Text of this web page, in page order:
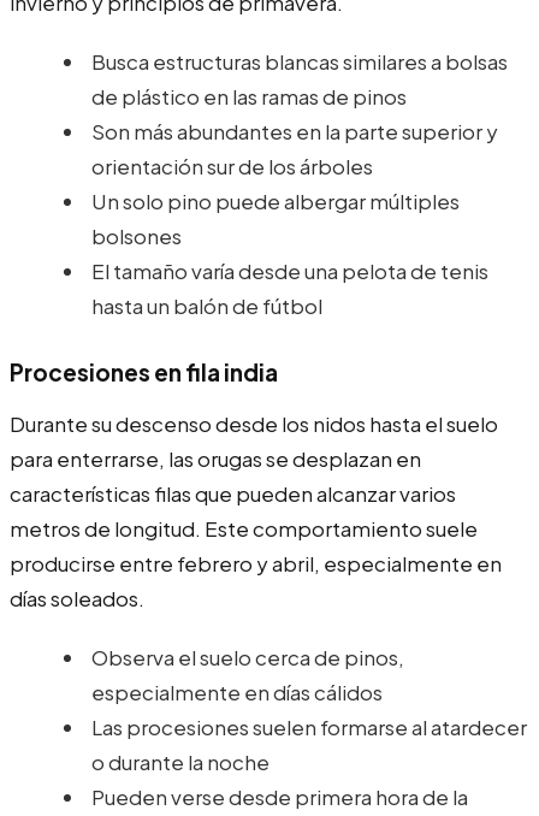
Busca estructuras blancas similares a bolsas
de plástico en las ramas de pinos
Son más abundantes en la parte superior y
orientación sur de los árboles
Un solo pino puede albergar múltiples
bolsones
El tamaño varía desde una pelota de tenis
hasta un balón de fútbol
Procesiones en fila india
Durante su descenso desde los nidos hasta el suelo
para enterrarse, las orugas se desplazan en
características filas que pueden alcanzar varios
metros de longitud. Este comportamiento suele
producirse entre febrero y abril, especialmente en
días soleados.
Observa el suelo cerca de pinos,
especialmente en días cálidos
Las procesiones suelen formarse al atardecer
o durante la noche
Pueden verse desde primera hora de la